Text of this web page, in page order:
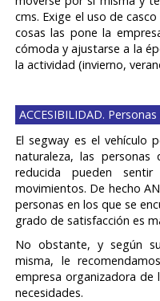
cms. Exige el uso de
cosas las pone la
cómoda y ajustarse a la
la actividad (invierno,
ACCESIBILIDAD.
El segway es el vehículo
naturaleza, las
reducidapueden
movimientos. De hecho
personas en los que se
grado de satisfacción es
No obstante, y según
misma, le
empresa organizadora de
necesidades.